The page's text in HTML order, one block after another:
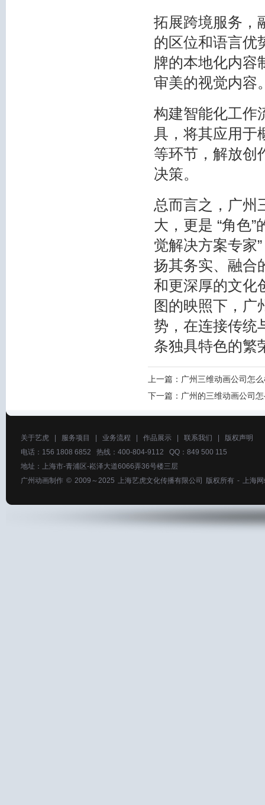
拓展跨境服务，
的区位和语言优
牌的本地化内容
审美的视觉内容
构建智能化工作
具，将其应用于
等环节，解放创
决策。
总而言之，广州
大，更是 “角色
觉解决方案专家
扬其务实、融合
和更深厚的文化
图的映照下，广
势，在连接传统
条独具特色的繁
上一篇： 广州三维动画公司怎
下一篇： 广州的三维动画公司
关于艺虎 服务项目 业务流程 作品展示 联系我们
版权声明
电话：156 1808 6852 热线：400-804-9112 QQ：849 500 115
地址：上海市-青浦区-崧泽大道6066弄36号楼三层
广州动画制作 © 2009～2025 上海艺虎文化传播有限公司 版权所有 - 上海